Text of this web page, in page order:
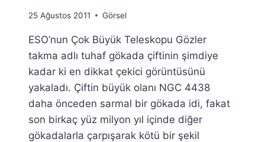
By
Fuat
Özyar
25 Ağustos 2011 Görsel
ESO’nun Çok Büyük Teleskopu Gözler
takma adlı tuhaf gökada çiftinin şimdiye
kadar ki en dikkat çekici görüntüsünü
yakaladı. Çiftin büyük olanı NGC 4438
daha önceden sarmal bir gökada idi, fakat
son birkaç yüz milyon yıl içinde diğer
gökadalarla çarpışarak kötü bir şekil